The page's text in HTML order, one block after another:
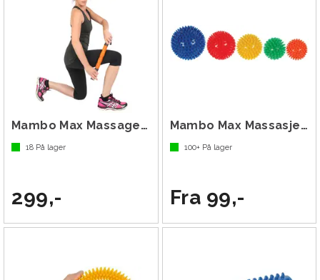
Mambo Max Massage Stick
18 På lager
299,-
Mambo Max Massasjeball
100+På lager
Fra 99,-